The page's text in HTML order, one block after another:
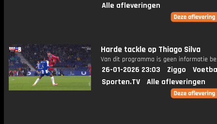
Alle afleveringen
Harde tackle op Thiago Silva
Van dit programma is geen informatie
26-01-2026 23:03 Ziggo
Sporten.TV
Alle afleveringen